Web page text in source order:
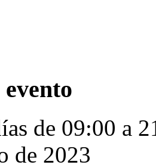
de 09:00 a
de 2023